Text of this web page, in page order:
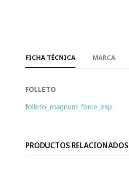
FICHA TÉCNICA MARCA
FOLLETO
folleto_magnum_force_esp
PRODUCTOS RELACIONADOS